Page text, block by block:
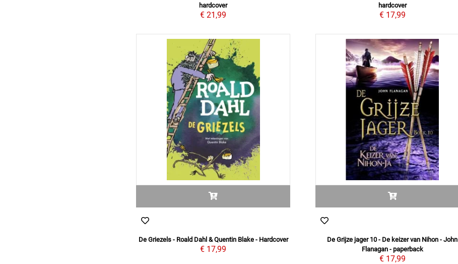
hardcover
€ 21,99
hardcover
€ 17,99
De Griezels - Roald Dahl & Quentin Blake - Hardcover
€ 17,99
De Grijze jager 10 - De keizer van Nihon - John
Flanagan - paperback
€ 17,99